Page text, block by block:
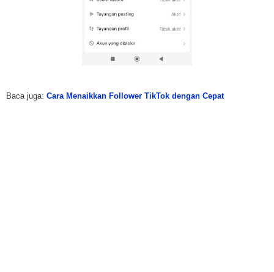
Baca juga: Cara Menaikkan Follower TikTok dengan Cepat